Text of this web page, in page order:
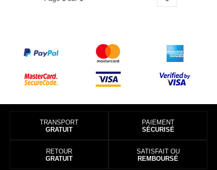
TRANSPORT
GRATUIT
PAIEMENT
SÉCURISÉ
RETOUR
GRATUIT
SATISFAIT OU
REMBOURSÉ